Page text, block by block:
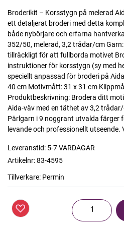
Broderikit – Korsstygn på melerad
ett detaljerat broderi med detta
både nybörjare och erfarna
352/50, melerad, 3,2 trådar/cm
tillräckligt för att fullborda motivet
instruktioner för korsstygn (sy med
speciellt anpassad för broderi på
40 cm Motivmått: 31 x 31 cm
Produktbeskrivning: Brodera ditt
Aida-väv med en täthet av 3,2
Pärlgarn i 9 noggrant utvalda färger
levande och professionellt utseende.
Leveranstid: 5-7 VARDAGAR
Artikelnr:83-4595
Tillverkare: Permin